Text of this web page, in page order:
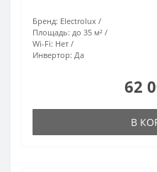
Бренд: Electrolux
Площадь: до 35 м²
Wi-Fi: Нет
Инвертор: Да
62
В